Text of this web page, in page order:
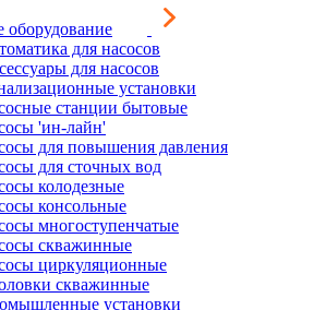
оборудование
для насосов
для насосов
установки
станции бытовые
'ин-лайн'
для повышения давления
для сточных вод
колодезные
консольные
многоступенчатые
скважинные
циркуляционные
скважинные
установки